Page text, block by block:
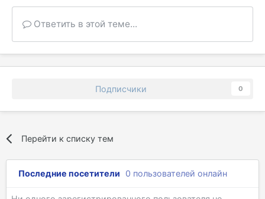
Ответить в этой теме...
Подписчики 0
Перейти к списку тем
Последние посетители 0 пользователей онлайн